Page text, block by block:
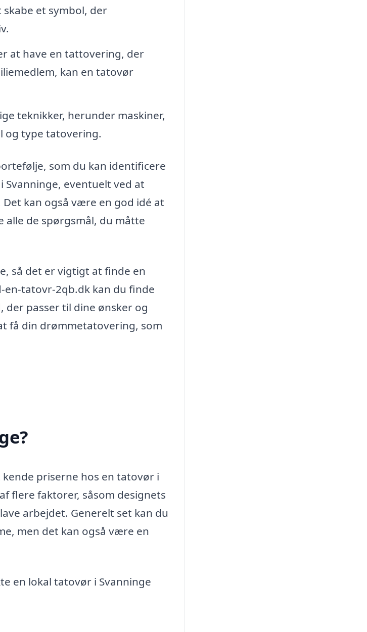
et symbol, der
at have en tattovering, der
kan en tatovør
teknikker, herunder maskiner,
og type tatovering.
som du kan identificere
eventuelt ved at
kan også være en god idé at
alle de spørgsmål, du måtte
så det er vigtigt at finde en
tatovr-2qb.dk kan du finde
passer til dine ønsker og
få din drømmetatovering, som
priserne hos en tatovør i
flere faktorer, såsom designets
arbejdet. Generelt set kan du
men det kan også være en
en lokal tatovør i Svanninge